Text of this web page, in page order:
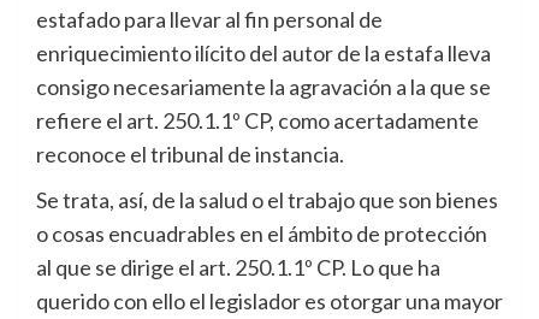
estafado para llevar al fin personal de
enriquecimiento ilícito del autor de la estafa lleva
consigo necesariamente la agravación a la que se
refiere el art. 250.1.1º CP, como acertadamente
reconoce el tribunal de instancia.
Se trata, así, de la salud o el trabajo que son bienes
o cosas encuadrables en el ámbito de protección
al que se dirige el art. 250.1.1º CP. Lo que ha
querido con ello el legislador es otorgar una mayor